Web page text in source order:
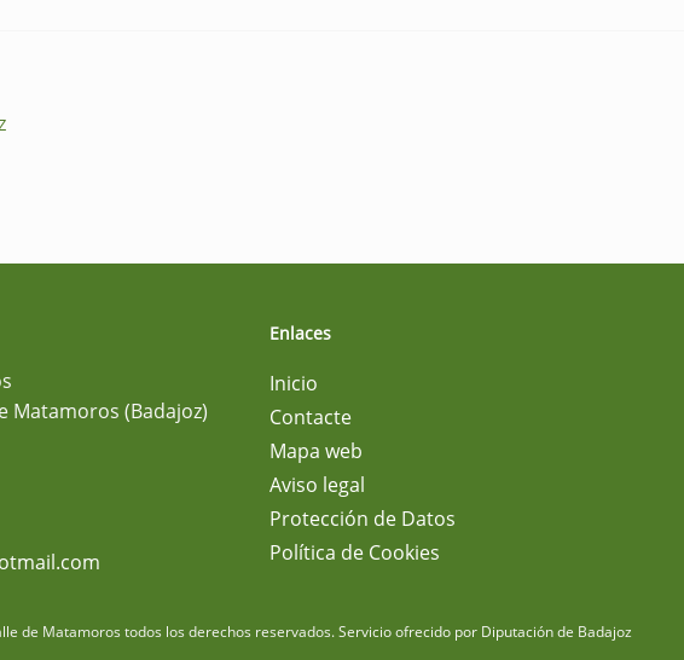
Matamoros (Badajoz)
Enlaces
Inicio
Contacte
Mapa web
Aviso legal
Protección de Datos
Política de Cookies
de Matamoros todos los derechos reservados.Servicio ofrecido por Diputación de Badajoz